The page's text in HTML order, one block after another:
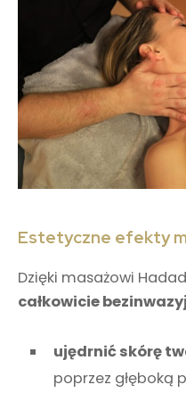
Estetyczne efekty
Dzięki masażowi
całkowicie
ujędrnić skórę
poprzez głęboką